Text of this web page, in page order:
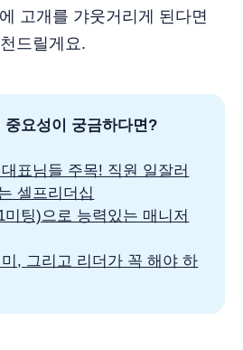
고개를 갸웃거리게 된다면
드릴게요.
중요성이 궁금하다면?
표님들 주목! 직원 일잘러
셀프리더십
미팅)으로 능력있는 매니저
, 그리고 리더가 꼭 해야 하